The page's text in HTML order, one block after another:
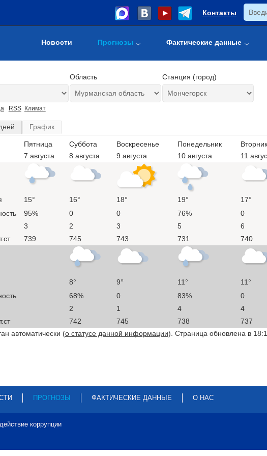
Контакты
Новости Прогнозы Фактические данные
Область Станция (город)
RSS Климат
График
Пятница
7 августа
Суббота
8 августа
Воскресенье
9 августа
Понедельник
10 августа
Вторник
11
15° 16° 18° 19° 17°
95% 0 0 76% 0
3 2 3 5 6
739 745 743 731 740
8° 9° 11° 11°
68% 0 83% 0
2 1 4 4
742 745 738 737
автоматически (о статусе данной информации). Страница обновлена в
ПРОГНОЗЫ ФАКТИЧЕСКИЕ ДАННЫЕ О НАС
коррупции